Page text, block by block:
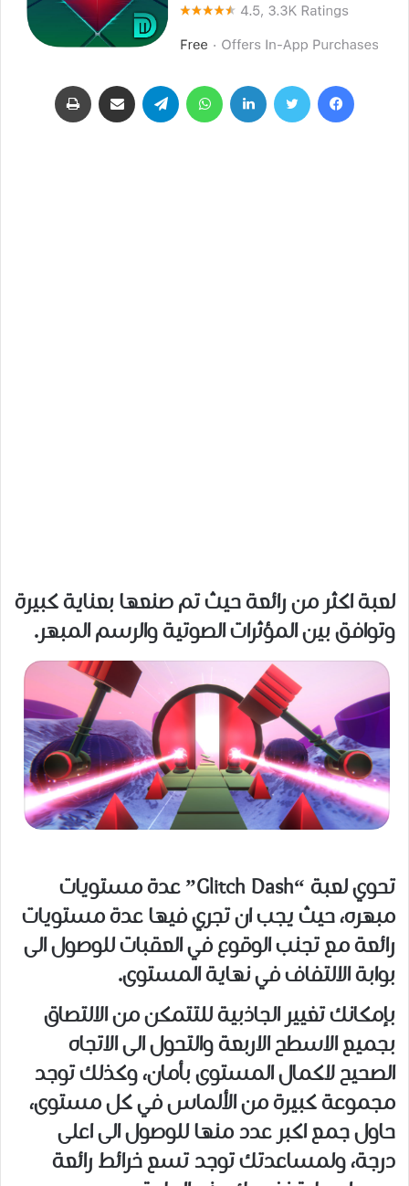
فيسبوك تويتر لينكدإن واتساب تيلقرام مشاركة عبر البريد
لعبة اكثر من رائعة حيث تم صنعها بعناية كبيرة
وتوافق بين المؤثرات الصوتية والرسم المبهر.
تحوي لعبة “Glitch Dash” عدة مستويات
مبهره، حيث يجب ان تجري فيها عدة مستويات
رائعة مع تجنب الوقوع في العقبات للوصول الى
بوابة الالتفاف في نهاية المستوى.
بإمكانك تغيير الجاذبية للتتمكن من الالتصاق
بجميع الاسطح الاربعة والتحول الى الاتجاه
الصحيح لاكمال المستوى بأمان، وكذلك توجد
مجموعة كبيرة من الألماس في كل مستوى،
حاول جمع اكبر عدد منها للوصول الى اعلى
درجة، ولمساعدتك توجد تسع خرائط رائعة